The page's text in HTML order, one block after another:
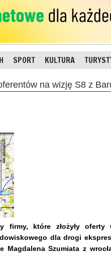
SPORT KULTURA
na wizję S8 z
firmy, które złożyły
dla drogi
Magdalena Szumiata z